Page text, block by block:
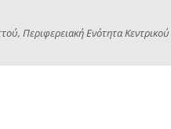
Περιφερειακή Ενότητα Κεντρικού